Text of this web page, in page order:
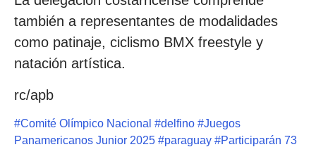
también a representantes de modalidades
como patinaje, ciclismo BMX freestyle y
natación artística.
rc/apb
#Comité Olímpico Nacional #delfino #Juegos
Panamericanos Junior 2025 #paraguay #Participarán 73